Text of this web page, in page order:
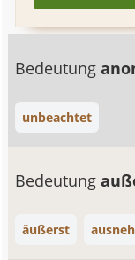
Bedeutung
unbeachtet
Bedeutung
äußerst